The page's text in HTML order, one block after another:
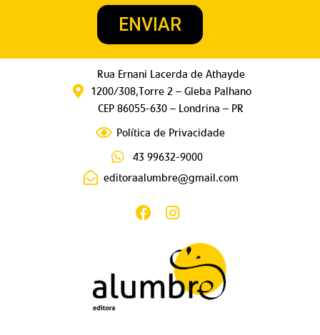
ENVIAR
Rua Ernani Lacerda de Athayde
1200/308,Torre 2 – Gleba Palhano
CEP 86055-630 – Londrina – PR
Política de Privacidade
43 99632-9000
editoraalumbre@gmail.com